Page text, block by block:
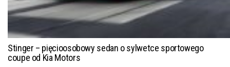
Stinger – pięcioosobowy sedan o sylwetce sportowego
coupe od Kia Motors